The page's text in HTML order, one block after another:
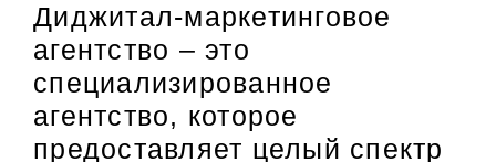
Диджитал-маркетинговое
агентство – это
специализированное
агентство, которое
предоставляет целый спектр